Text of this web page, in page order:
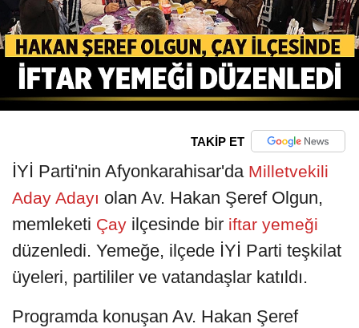
TAKİP ET
İYİ Parti'nin Afyonkarahisar'da Milletvekili
Aday Adayı olan Av. Hakan Şeref Olgun,
memleketi Çay ilçesinde bir iftar yemeği
düzenledi. Yemeğe, ilçede İYİ Parti teşkilat
üyeleri, partililer ve vatandaşlar katıldı.
Programda konuşan Av. Hakan Şeref